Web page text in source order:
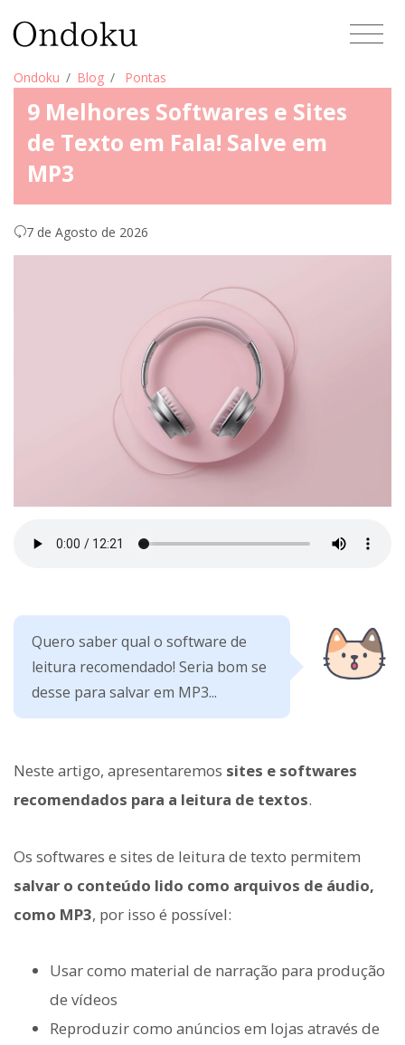
Ondoku Blog Pontas
9 Melhores Softwares e Sites
de Texto em Fala! Salve em
MP3
7 de Agosto de 2026
Quero saber qual o software de
leitura recomendado! Seria bom se
desse para salvar em MP3...
Neste artigo, apresentaremos sites e softwares
recomendados para a leitura de textos.
Os softwares e sites de leitura de texto permitem
salvar o conteúdo lido como arquivos de áudio,
como MP3, por isso é possível:
Usar como material de narração para produção
de vídeos
Reproduzir como anúncios em lojas através de